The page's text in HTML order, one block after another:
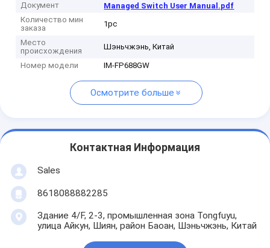
Документ
Managed Switch User Manual.pdf
Количество мин
заказа
1pc
Место
происхождения
Шэньчжэнь, Китай
Номер модели IM-FP688GW
Осмотрите больше
Контактная Информация
Sales
8618088882285
Здание 4/F, 2-3, промышленная зона Tongfuyu,
улица Айкун, Шиян, район Баоан, Шэньчжэнь, Китай